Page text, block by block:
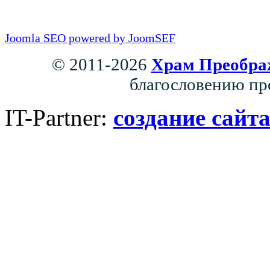
Joomla SEO powered by JoomSEF
© 2011-2026 Храм
благословению
IT-Partner: создание сайта